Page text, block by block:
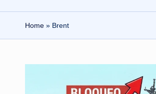
Home » Brent